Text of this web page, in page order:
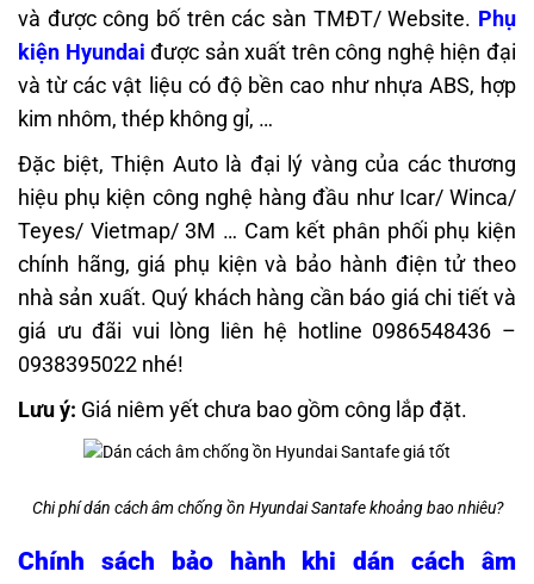
và được công bố trên các sàn TMĐT/ Website. Phụ
kiện Hyundai được sản xuất trên công nghệ hiện đại
và từ các vật liệu có độ bền cao như nhựa ABS, hợp
kim nhôm, thép không gỉ, …
Đặc biệt, Thiện Auto là đại lý vàng của các thương
hiệu phụ kiện công nghệ hàng đầu như Icar/ Winca/
Teyes/ Vietmap/ 3M … Cam kết phân phối phụ kiện
chính hãng, giá phụ kiện và bảo hành điện tử theo
nhà sản xuất. Quý khách hàng cần báo giá chi tiết và
giá ưu đãi vui lòng liên hệ hotline 0986548436 –
0938395022 nhé!
Lưu ý: Giá niêm yết chưa bao gồm công lắp đặt.
Chi phí dán cách âm chống ồn Hyundai Santafe khoảng bao nhiêu?
Chính sách bảo hành khi dán cách âm